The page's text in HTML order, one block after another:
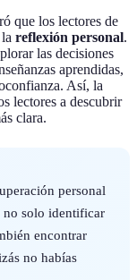
que los lectores de
reflexión personal.
las decisiones
aprendidas,
Así, la
lectores a descubrir
clara.
personal
no solo identificar
encontrar
no habías